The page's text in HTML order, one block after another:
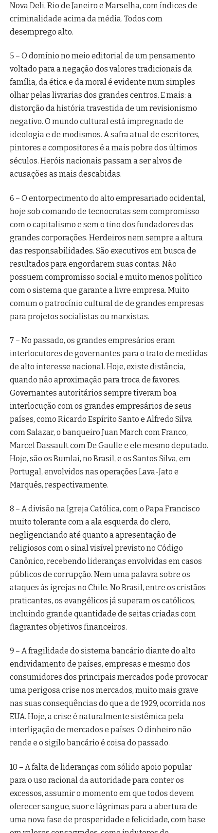
Nova Deli, Rio de Janeiro e Marselha, com índices de
criminalidade acima da média. Todos com
desemprego alto.
5 – O domínio no meio editorial de um pensamento
voltado para a negação dos valores tradicionais da
família, da ética e da moral é evidente num simples
olhar pelas livrarias dos grandes centros. E mais: a
distorção da história travestida de um revisionismo
negativo. O mundo cultural está impregnado de
ideologia e de modismos. A safra atual de escritores,
pintores e compositores é a mais pobre dos últimos
séculos. Heróis nacionais passam a ser alvos de
acusações as mais descabidas.
6 – O entorpecimento do alto empresariado ocidental,
hoje sob comando de tecnocratas sem compromisso
com o capitalismo e sem o tino dos fundadores das
grandes corporações. Herdeiros nem sempre a altura
das responsabilidades. São executivos em busca de
resultados para engordarem suas contas. Não
possuem compromisso social e muito menos político
com o sistema que garante a livre empresa. Muito
comum o patrocínio cultural de de grandes empresas
para projetos socialistas ou marxistas.
7 – No passado, os grandes empresários eram
interlocutores de governantes para o trato de medidas
de alto interesse nacional. Hoje, existe distância,
quando não aproximação para troca de favores.
Governantes autoritários sempre tiveram boa
interlocução com os grandes empresários de seus
países, como Ricardo Espírito Santo e Alfredo Silva
com Salazar, o banqueiro Juan March com Franco,
Marcel Dassault com De Gaulle e ele mesmo deputado.
Hoje, são os Bumlai, no Brasil, e os Santos Silva, em
Portugal, envolvidos nas operações Lava-Jato e
Marquês, respectivamente.
8 – A divisão na Igreja Católica, com o Papa Francisco
muito tolerante com a ala esquerda do clero,
negligenciando até quanto a apresentação de
religiosos com o sinal visível previsto no Código
Canônico, recebendo lideranças envolvidas em casos
públicos de corrupção. Nem uma palavra sobre os
ataques às igrejas no Chile. No Brasil, entre os cristãos
praticantes, os evangélicos já superam os católicos,
incluindo grande quantidade de seitas criadas com
flagrantes objetivos financeiros.
9 – A fragilidade do sistema bancário diante do alto
endividamento de países, empresas e mesmo dos
consumidores dos principais mercados pode provocar
uma perigosa crise nos mercados, muito mais grave
nas suas consequências do que a de 1929, ocorrida nos
EUA. Hoje, a crise é naturalmente sistêmica pela
interligação de mercados e países. O dinheiro não
rende e o sigilo bancário é coisa do passado.
10 – A falta de lideranças com sólido apoio popular
para o uso racional da autoridade para conter os
excessos, assumir o momento em que todos devem
oferecer sangue, suor e lágrimas para a abertura de
uma nova fase de prosperidade e felicidade, com base